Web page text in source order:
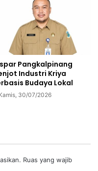
Pangkalpinang
Industri Kriya
Budaya Lokal
30/07/2026
Ruas yang wajib